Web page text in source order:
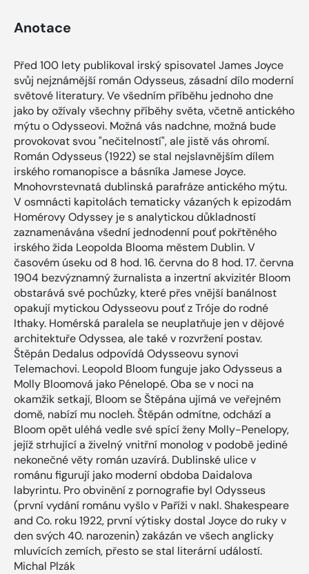
Anotace
Před 100 lety publikoval irský spisovatel James Joyce
svůj nejznámější román Odysseus, zásadní dílo moderní
světové literatury. Ve všedním příběhu jednoho dne
jako by ožívaly všechny příběhy světa, včetně antického
mýtu o Odysseovi. Možná vás nadchne, možná bude
provokovat svou "nečitelností", ale jistě vás ohromí.
Román Odysseus (1922) se stal nejslavnějším dílem
irského romanopisce a básníka Jamese Joyce.
Mnohovrstevnatá dublinská parafráze antického mýtu.
V osmnácti kapitolách tematicky vázaných k epizodám
Homérovy Odyssey je s analytickou důkladností
zaznamenávána všední jednodenní pouť pokřtěného
irského žida Leopolda Blooma městem Dublin. V
časovém úseku od 8 hod. 16. června do 8 hod. 17. června
1904 bezvýznamný žurnalista a inzertní akvizitér Bloom
obstarává své pochůzky, které přes vnější banálnost
opakují mytickou Odysseovu pouť z Tróje do rodné
Ithaky. Homérská paralela se neuplatňuje jen v dějové
architektuře Odyssea, ale také v rozvržení postav.
Štěpán Dedalus odpovídá Odysseovu synovi
Telemachovi. Leopold Bloom funguje jako Odysseus a
Molly Bloomová jako Pénelopé. Oba se v noci na
okamžik setkají, Bloom se Štěpána ujímá ve veřejném
domě, nabízí mu nocleh. Štěpán odmítne, odchází a
Bloom opět uléhá vedle své spící ženy Molly-Penelopy,
jejíž strhující a živelný vnitřní monolog v podobě jediné
nekonečné věty román uzavírá. Dublinské ulice v
románu figurují jako moderní obdoba Daidalova
labyrintu. Pro obvinění z pornografie byl Odysseus
(první vydání románu vyšlo v Paříži v nakl. Shakespeare
and Co. roku 1922, první výtisky dostal Joyce do ruky v
den svých 40. narozenin) zakázán ve všech anglicky
mluvících zemích, přesto se stal literární událostí.
Michal Plzák